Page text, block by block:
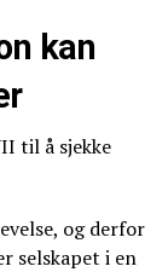
kan
til å sjekke
og derfor
selskapet i en